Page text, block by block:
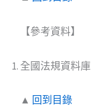
【參考資料】
全國法規資料庫
▲ 回到目錄